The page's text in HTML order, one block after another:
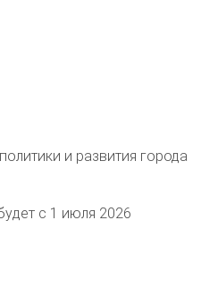
и развития города
с 1 июля 2026